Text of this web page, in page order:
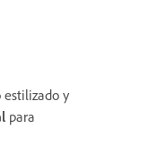
y
para